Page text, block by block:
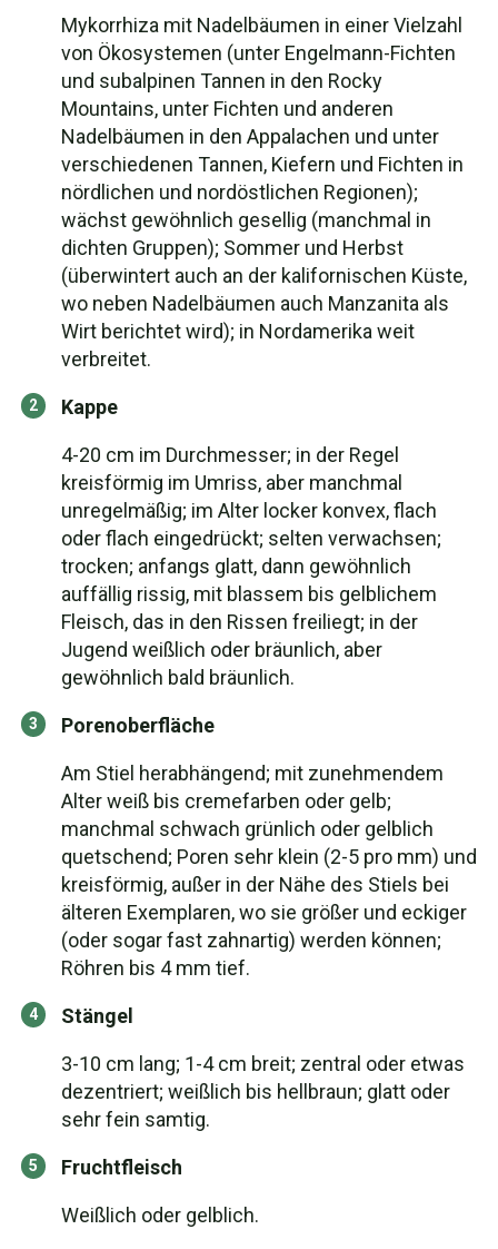
Mykorrhiza mit Nadelbäumen in einer Vielzahl
von Ökosystemen (unter Engelmann-Fichten
und subalpinen Tannen in den Rocky
Mountains, unter Fichten und anderen
Nadelbäumen in den Appalachen und unter
verschiedenen Tannen, Kiefern und Fichten in
nördlichen und nordöstlichen Regionen);
wächst gewöhnlich gesellig (manchmal in
dichten Gruppen); Sommer und Herbst
(überwintert auch an der kalifornischen Küste,
wo neben Nadelbäumen auch Manzanita als
Wirt berichtet wird); in Nordamerika weit
verbreitet.
Kappe
4-20 cm im Durchmesser; in der Regel
kreisförmig im Umriss, aber manchmal
unregelmäßig; im Alter locker konvex, flach
oder flach eingedrückt; selten verwachsen;
trocken; anfangs glatt, dann gewöhnlich
auffällig rissig, mit blassem bis gelblichem
Fleisch, das in den Rissen freiliegt; in der
Jugend weißlich oder bräunlich, aber
gewöhnlich bald bräunlich.
Porenoberfläche
Am Stiel herabhängend; mit zunehmendem
Alter weiß bis cremefarben oder gelb;
manchmal schwach grünlich oder gelblich
quetschend; Poren sehr klein (2-5 pro mm) und
kreisförmig, außer in der Nähe des Stiels bei
älteren Exemplaren, wo sie größer und eckiger
(oder sogar fast zahnartig) werden können;
Röhren bis 4 mm tief.
Stängel
3-10 cm lang; 1-4 cm breit; zentral oder etwas
dezentriert; weißlich bis hellbraun; glatt oder
sehr fein samtig.
Fruchtfleisch
Weißlich oder gelblich.